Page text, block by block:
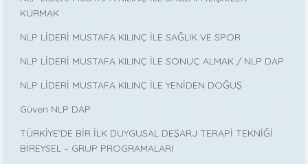
KURMAK
NLP LİDERİ MUSTAFA KILINÇ İLE SAĞLIK VE SPOR
NLP LİDERİ MUSTAFA KILINÇ İLE SONUÇ ALMAK / NLP DAP
NLP LİDERİ MUSTAFA KILINÇ İLE YENİDEN DOĞUŞ
Güven NLP DAP
TÜRKİYE’DE BİR İLK DUYGUSAL DEŞARJ TERAPİ TEKNİĞİ
BİREYSEL – GRUP PROGRAMALARI